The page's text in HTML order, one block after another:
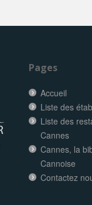
Pages
Accueil
Liste des
Liste des
Cannes
Cannes, la
Cannoise
Contactez